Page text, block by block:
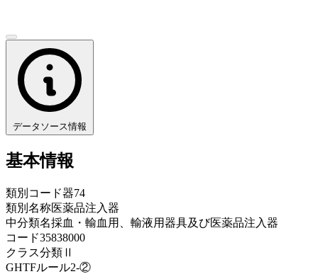
データソース情報
基本情報
類別コード器74
類別名称医薬品注入器
中分類名採血・輸血用、輸液用器具及び医薬品注入器
コード35838000
クラス分類 Ⅱ
GHTFルール2-②